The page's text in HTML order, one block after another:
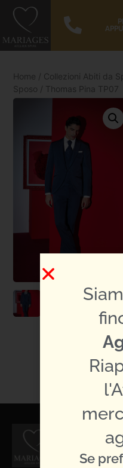
Home / Collezioni Abiti da
Sposo / Thomas Pina TP07
Se